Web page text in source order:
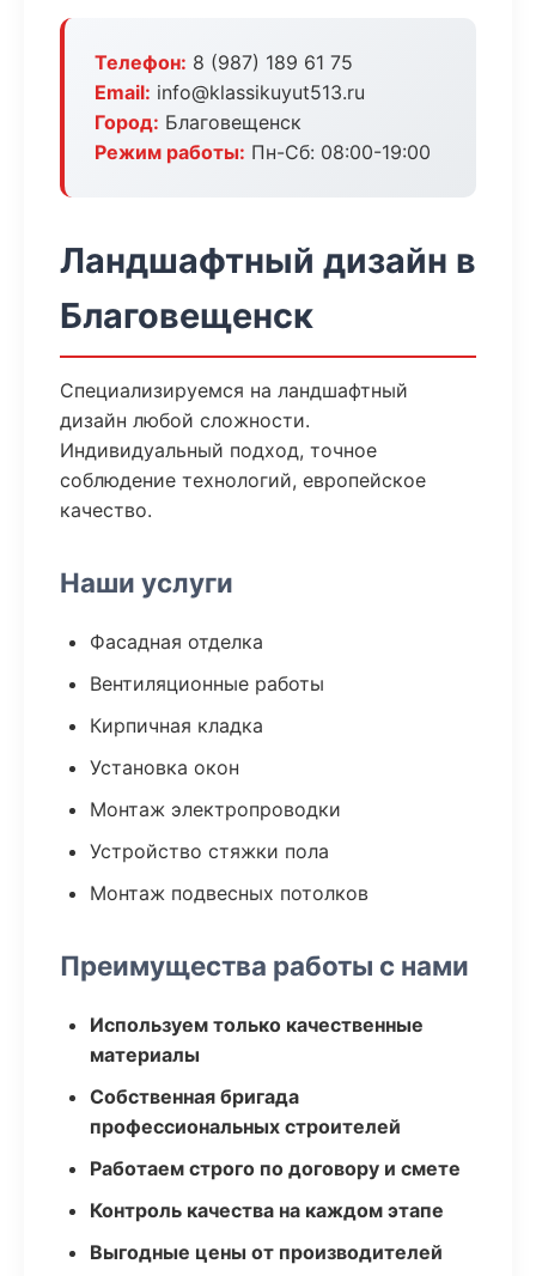
Телефон: 8 (987) 189 61 75
Email: info@klassikuyut513.ru
Город: Благовещенск
Режим работы: Пн-Сб: 08:00-19:00
Ландшафтный дизайн в
Благовещенск
Специализируемся на ландшафтный
дизайн любой сложности.
Индивидуальный подход, точное
соблюдение технологий, европейское
качество.
Наши услуги
Фасадная отделка
Вентиляционные работы
Кирпичная кладка
Установка окон
Монтаж электропроводки
Устройство стяжки пола
Монтаж подвесных потолков
Преимущества работы с нами
Используем только качественные
материалы
Собственная бригада
профессиональных строителей
Работаем строго по договору и смете
Контроль качества на каждом этапе
Выгодные цены от производителей